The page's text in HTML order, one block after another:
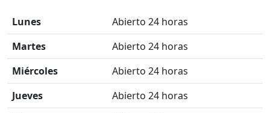
Lunes
Abierto 24 horas
Martes
Abierto 24 horas
Miércoles
Abierto 24 horas
Jueves
Abierto 24 horas